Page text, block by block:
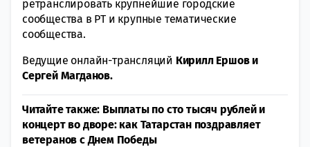
ретранслировать крупнейшие городские
сообщества в РТ и крупные тематические
сообщества.
Ведущие онлайн-трансляций Кирилл Ершов и
Сергей Магданов.
Читайте также: Выплаты по сто тысяч рублей и
концерт во дворе: как Татарстан поздравляет
ветеранов с Днем Победы